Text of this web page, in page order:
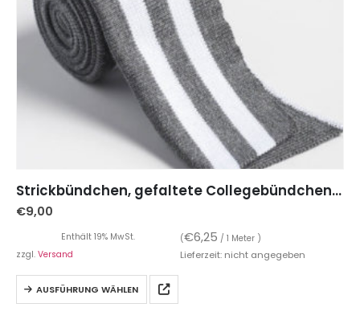
Strickbündchen, gefaltete Collegebündchen in Grau Meliert mit weißen Streifen, 135 cm
€9,00
Enthält 19% MwSt. (€6,25 / 1 Meter )
zzgl. Versand Lieferzeit: nicht angegeben
AUSFÜHRUNG WÄHLEN